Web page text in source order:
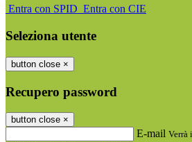
Entra con SPID Entra con CIE
Seleziona utente
button close ×
Recupero password
button close ×
E-mail Verrà